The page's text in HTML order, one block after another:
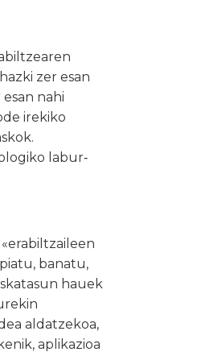
zer esan
nahi
irekiko
labur‑
banatu,
hauek
aldatzekoa,
aplikazioa